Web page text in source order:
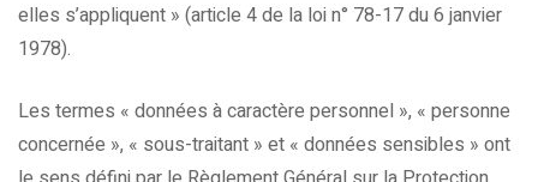
elles s’appliquent » (article 4 de la loi n° 78-17 du 6 janvier
1978).
Les termes « données à caractère personnel », « personne
concernée », « sous-traitant » et « données sensibles » ont